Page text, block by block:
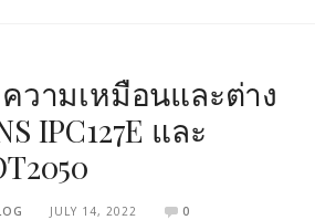
ความเหมือนและต่าง
IPC127E และ
JULY 14, 2022 0